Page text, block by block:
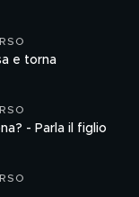
e torna
- Parla il figlio